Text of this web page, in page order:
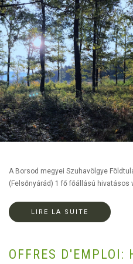
A Borsod megyei Szuhavölgye
(Felsőnyárád) 1 fő főállású hivatásos
LIRE LA SUITE
OFFRES D'EMPLOI: